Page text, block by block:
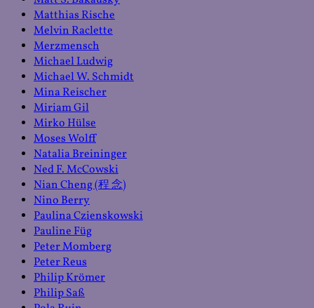
Matthias Rische
Melvin Raclette
Merzmensch
Michael Ludwig
Michael W. Schmidt
Mina Reischer
Miriam Gil
Mirko Hülse
Moses Wolff
Natalia Breininger
Ned F. McCowski
Nian Cheng (程 念)
Nino Berry
Paulina Czienskowski
Pauline Füg
Peter Momberg
Peter Reus
Philip Krömer
Philip Saß